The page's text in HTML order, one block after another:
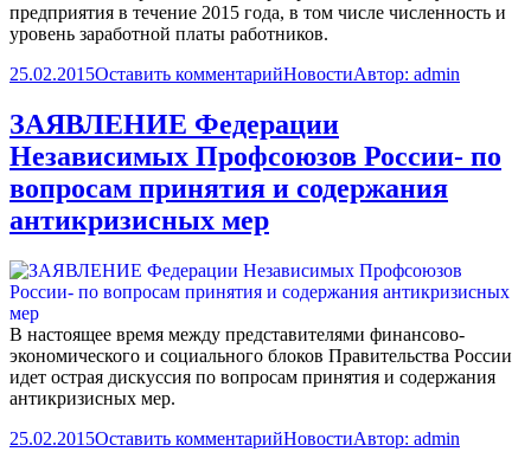
предприятия в течение 2015 года, в том числе численность и
уровень заработной платы работников.
25.02.2015Оставить комментарийНовостиАвтор: admin
ЗАЯВЛЕНИЕ Федерации
Независимых Профсоюзов России- по
вопросам принятия и содержания
антикризисных мер
В настоящее время между представителями финансово-
экономического и социального блоков Правительства России
идет острая дискуссия по вопросам принятия и содержания
антикризисных мер.
25.02.2015Оставить комментарийНовостиАвтор: admin